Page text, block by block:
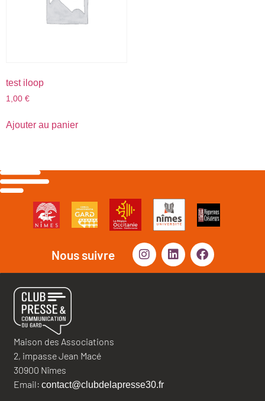
test iloop
1,00 €
Ajouter au panier
Nous suivre
Maison des Associations
2, impasse Jean Macé
30900 Nîmes
Email: contact@clubdelapresse30.fr